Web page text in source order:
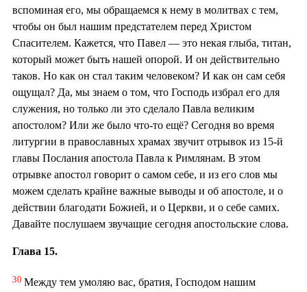
вспоминая его, мы обращаемся к нему в молитвах с тем,
чтобы он был нашим предстателем перед Христом
Спасителем. Кажется, что Павел — это некая глыба, титан,
который может быть нашей опорой. И он действительно
таков. Но как он стал таким человеком? И как он сам себя
ощущал? Да, мы знаем о том, что Господь избрал его для
служения, но только ли это сделало Павла великим
апостолом? Или же было что-то ещё? Сегодня во время
литургии в православных храмах звучит отрывок из 15-й
главы Послания апостола Павла к Римлянам. В этом
отрывке апостол говорит о самом себе, и из его слов мы
можем сделать крайне важные выводы и об апостоле, и о
действии благодати Божией, и о Церкви, и о себе самих.
Давайте послушаем звучащие сегодня апостольские слова.
Глава 15.
30 Между тем умоляю вас, братия, Господом нашим